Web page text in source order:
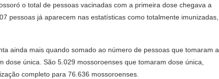
o total de pessoas vacinadas com a primeira dose chegava a
pessoas já aparecem nas estatísticas como totalmente imunizadas,
ainda mais quando somado ao número de pessoas que tomaram a
única. São 5.029 mossoroenses que tomaram dose única,
completo para 76.636 mossoroenses.